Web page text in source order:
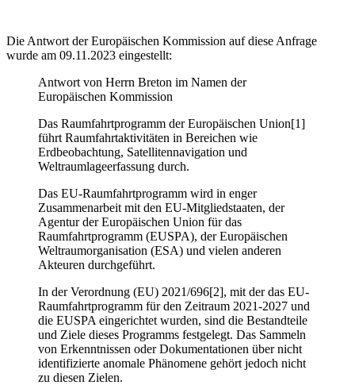
Die Antwort der Europäischen Kommission auf diese Anfrage
wurde am 09.11.2023 eingestellt:
Antwort von Herrn Breton im Namen der
Europäischen Kommission
Das Raumfahrtprogramm der Europäischen Union[1]
führt Raumfahrtaktivitäten in Bereichen wie
Erdbeobachtung, Satellitennavigation und
Weltraumlageerfassung durch.
Das EU-Raumfahrtprogramm wird in enger
Zusammenarbeit mit den EU-Mitgliedstaaten, der
Agentur der Europäischen Union für das
Raumfahrtprogramm (EUSPA), der Europäischen
Weltraumorganisation (ESA) und vielen anderen
Akteuren durchgeführt.
In der Verordnung (EU) 2021/696[2], mit der das EU-
Raumfahrtprogramm für den Zeitraum 2021-2027 und
die EUSPA eingerichtet wurden, sind die Bestandteile
und Ziele dieses Programms festgelegt. Das Sammeln
von Erkenntnissen oder Dokumentationen über nicht
identifizierte anomale Phänomene gehört jedoch nicht
zu diesen Zielen.